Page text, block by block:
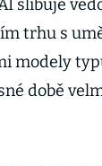
slibuje
trhu s
modely
době